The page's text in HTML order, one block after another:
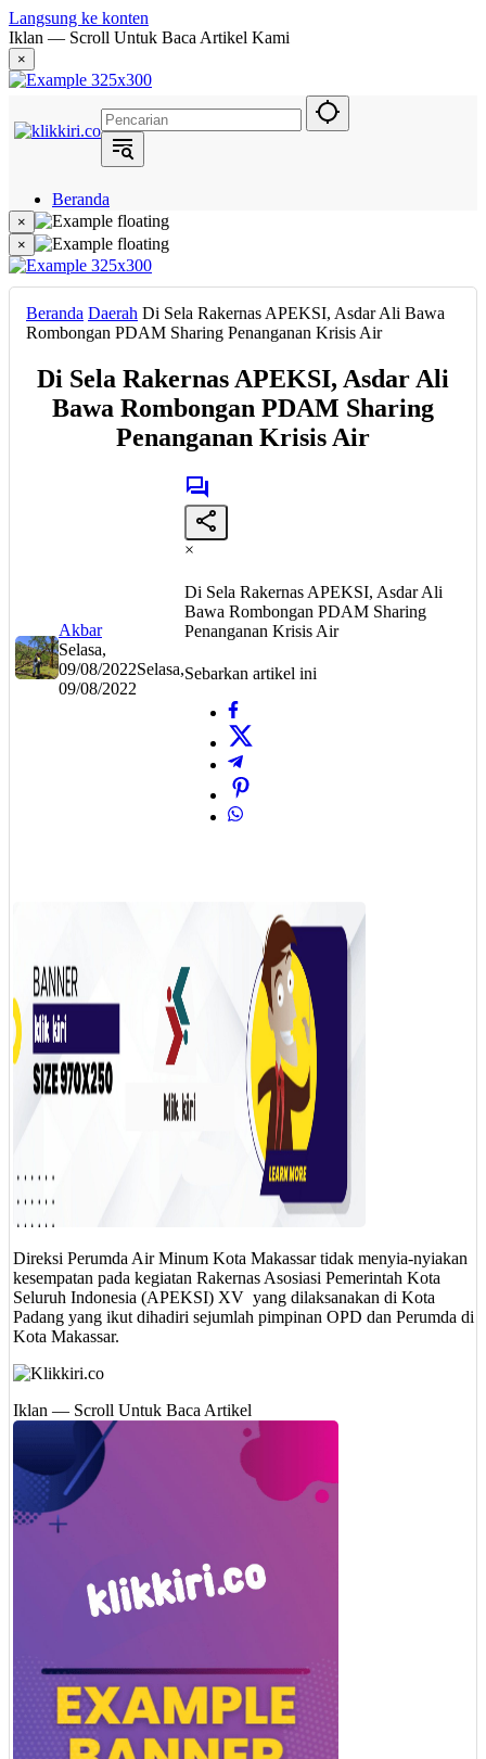
Langsung ke konten
Iklan — Scroll Untuk Baca Artikel Kami
×
Beranda
Hukum
Berita
Politik
Narasi
Metropolis
Eksekutif
×
×
Beranda Daerah Di Sela Rakernas APEKSI, Asdar Ali Bawa
Rombongan PDAM Sharing Penanganan Krisis Air
Di Sela Rakernas APEKSI, Asdar Ali
Bawa Rombongan PDAM Sharing
Penanganan Krisis Air
Akbar
Selasa,
09/08/2022Selasa,
09/08/2022
×
Di Sela Rakernas APEKSI, Asdar Ali
Bawa Rombongan PDAM Sharing
Penanganan Krisis Air
Sebarkan artikel ini
Direksi Perumda Air Minum Kota Makassar tidak menyia-nyiakan
kesempatan pada kegiatan Rakernas Asosiasi Pemerintah Kota
Seluruh Indonesia (APEKSI) XV yang dilaksanakan di Kota
Padang yang ikut dihadiri sejumlah pimpinan OPD dan Perumda di
Kota Makassar.
Iklan — Scroll Untuk Baca Artikel